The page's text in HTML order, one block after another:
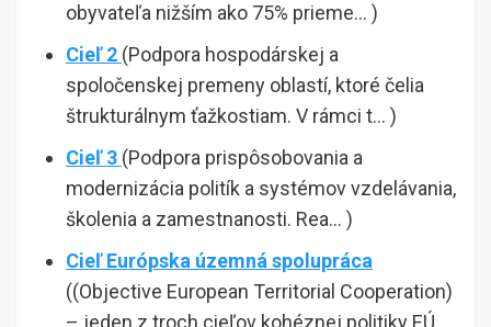
obyvateľa nižším ako 75% prieme… )
Cieľ 2 (Podpora hospodárskej a
spoločenskej premeny oblastí, ktoré čelia
štrukturálnym ťažkostiam. V rámci t… )
Cieľ 3 (Podpora prispôsobovania a
modernizácia politík a systémov vzdelávania,
školenia a zamestnanosti. Rea… )
Cieľ Európska územná spolupráca
((Objective European Territorial Cooperation)
– jeden z troch cieľov kohéznej politiky EÚ